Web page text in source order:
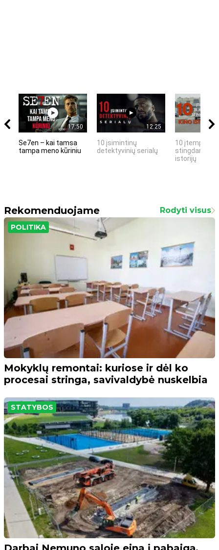
17:50
Se7en – kai tamsa
tampa meno kūriniu
12:25
10 įsimintinų
detektyvinių serialų
10 įtemptų,
stingdančių
istorijų
Rekomenduojame Rodyti visus
POLITIKA
Mokyklų remontai: kuriose ir dėl ko
procesai stringa, savivaldybė nuskelbia
STATYBOS